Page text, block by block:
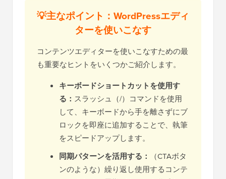
💡主なポイント：WordPressエディ
ターを使いこなす
コンテンツエディターを使いこなすための最
も重要なヒントをいくつかご紹介します。
キーボードショートカットを使用す
る： スラッシュ（/）コマンドを使用
して、キーボードから手を離さずにブ
ロックを即座に追加することで、執筆
をスピードアップします。
同期パターンを活用する：
（CTAボタ
ンのような）繰り返し使用するコンテ